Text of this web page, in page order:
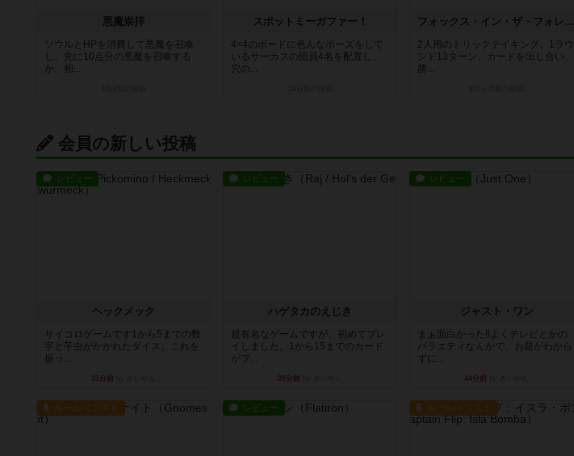
悪魔崇拝
ソウルとHPを消費して悪魔を召喚
し、先に10点分の悪魔を召喚する
か、相...
スポットミーガファー！
4×4のボードに色んなポーズをして
いるサーカスの団員4名を配置し、
穴の...
フォックス・イン・ザ・フォレスト
2人用のトリックテイキング。1ラウ
ンド13ターン、カードを出し合い、
勝...
会員の新しい投稿
レビュー
ヘックメック
サイコロゲームです1から5までの数
字と芋虫がかかれたダイス。これを
振っ...
31分前
レビュー
ハゲタカのえじき
超有名なゲームですが、初めてプレ
イしました。1から15までのカード
がプ...
39分前
レビュー
ジャスト・ワン
まぁ面白かった‼️よくテレビとかの
バラエティなんかで、お題がわから
ずに...
44分前
ルール/インスト レビュー ルール/インスト